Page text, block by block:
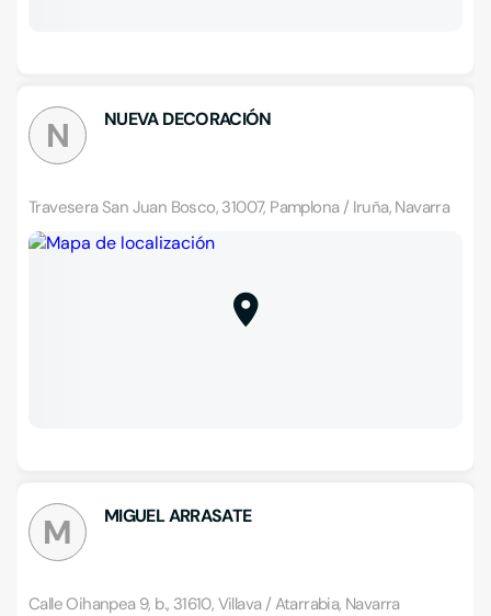
N NUEVA DECORACIÓN
Travesera San Juan Bosco, 31007, Pamplona / Iruña, Navarra
M MIGUEL ARRASATE
Calle Oihanpea 9, b., 31610, Villava / Atarrabia, Navarra